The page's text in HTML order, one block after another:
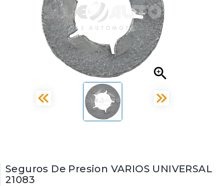

Seguros De Presion VARIOS UNIVERSAL
21083